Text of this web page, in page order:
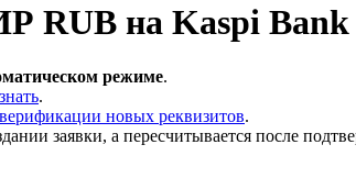
RUB на Kaspi Bank
режиме.
.
верификации новых реквизитов.
заявки, а пересчитывается после